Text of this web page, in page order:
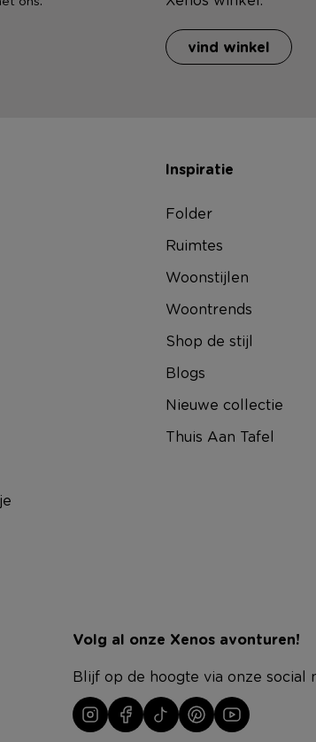
vind winkel
Inspiratie
Folder
Ruimtes
Woonstijlen
Woontrends
Shop de stijl
Blogs
Nieuwe collectie
Thuis Aan Tafel
Volg al onze Xenos avonturen!
Blijf op de hoogte via onze social